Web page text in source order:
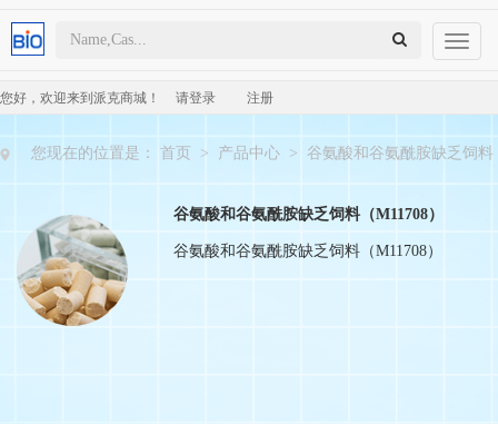
您好，欢迎来到派克商城！ 请登录 注册
Toggle
您现在的位置是： 首页 > 产品中心 > 谷氨酸和谷氨酰胺缺乏饲料
谷氨酸和谷氨酰胺缺乏饲料（M11708）
谷氨酸和谷氨酰胺缺乏饲料（M11708）